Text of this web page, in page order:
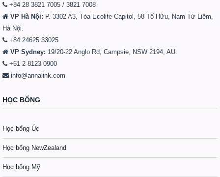
+84 28 3821 7005 / 3821 7008
VP Hà Nội: P. 3302 A3, Tòa Ecolife Capitol, 58 Tố Hữu, Nam Từ Liêm,
Hà Nội.
+84 24625 33025
VP Sydney: 19/20-22 Anglo Rd, Campsie, NSW 2194, AU.
+61 2 8123 0900
info@annalink.com
HỌC BỔNG
Học bổng Úc
Học bổng NewZealand
Học bổng Mỹ